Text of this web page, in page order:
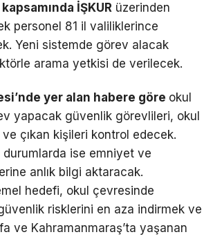
İŞKUR üzerinden
personel 81 il valiliklerince
Yeni sistemde görev alacak
arama yetkisi de verilecek.
yer alan habere göre okul
yapacak güvenlik görevlileri, okul
ve çıkan kişileri kontrol edecek.
durumlarda ise emniyet ve
anlık bilgi aktaracak.
hedefi, okul çevresinde
risklerini en aza indirmek ve
ve Kahramanmaraş’ta yaşanan